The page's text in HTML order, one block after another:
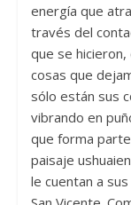
energía que
través del
que se hicieron,
cosas que
sólo están sus
vibrando en
que forma
paisaje
le cuentan a